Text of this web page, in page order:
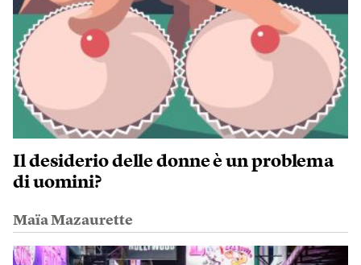
Il desiderio delle donne è un problema
di uomini?
Maïa Mazaurette